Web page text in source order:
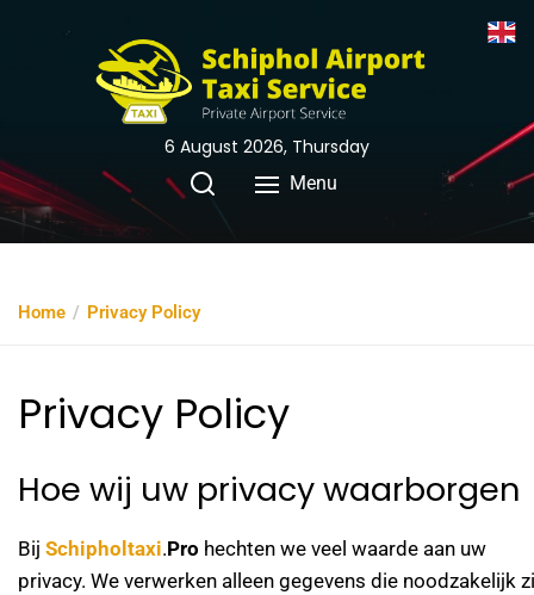
6 August 2026, Thursday
Menu
Home Privacy Policy
Privacy Policy
Hoe wij uw privacy waarborgen
Bij Schipholtaxi.Pro hechten we veel waarde aan uw
privacy. We verwerken alleen gegevens die noodzakelijk